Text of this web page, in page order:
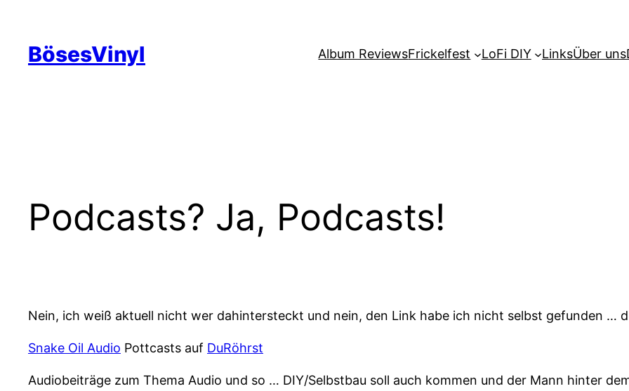
springen
BösesVinyl Album ReviewsFrickelfest LoFi DIY LinksÜber uns
Podcasts? Ja, Podcasts!
Nein, ich weiß aktuell nicht wer dahintersteckt und nein, den Link habe ich nicht selbst gefunden …
Snake Oil Audio Pottcasts auf DuRöhrst
Audiobeiträge zum Thema Audio und so … DIY/Selbstbau soll auch kommen und der Mann hinter